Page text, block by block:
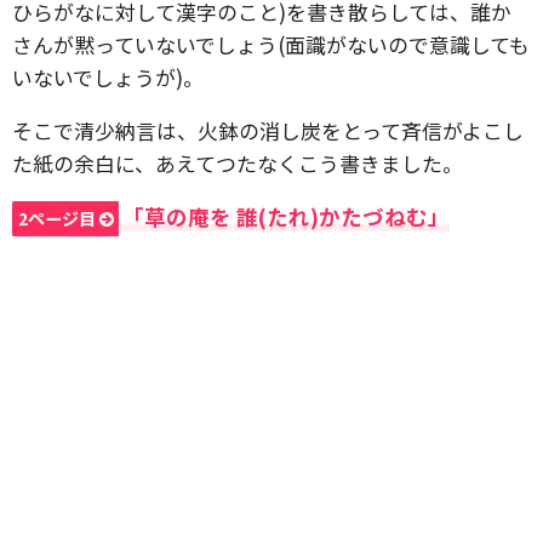
ひらがなに対して漢字のこと)を書き散らしては、誰か
さんが黙っていないでしょう(面識がないので意識しても
いないでしょうが)。
そこで清少納言は、火鉢の消し炭をとって斉信がよこし
た紙の余白に、あえてつたなくこう書きました。
2ページ目 「草の庵を 誰(たれ)かたづねむ」